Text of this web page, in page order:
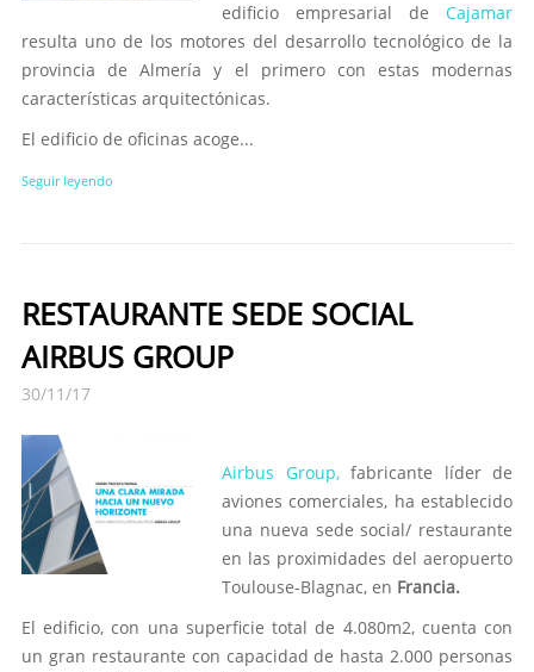
edificio empresarial de Cajamar
resulta uno de los motores del desarrollo tecnológico de la
provincia de Almería y el primero con estas modernas
características arquitectónicas.
El edificio de oficinas acoge...
Seguir leyendo
RESTAURANTE SEDE SOCIAL
AIRBUS GROUP
30/11/17
Airbus Group,fabricante líder de
aviones comerciales, ha establecido
una nueva sede social/ restaurante
en las proximidades del aeropuerto
Toulouse-Blagnac, en Francia.
El edificio, con una superficie total de 4.080m2, cuenta con
un gran restaurante con capacidad de hasta 2.000 personas